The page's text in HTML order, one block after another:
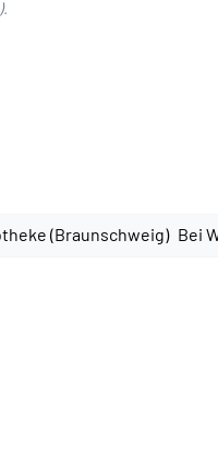
).
Bei